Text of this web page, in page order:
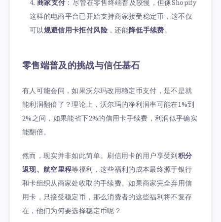
商家支付 ：尽管在零售终端普及较慢，但像Shopify
这样的电商平台已开始支持商家接受稳定币，这不仅
可以规避信用卡拒付风险，还能降低手续费。
零售端普及的挑战与信任基石
有人可能会问，如果沃尔玛改用稳定币支付，是不是就
能利润翻倍了？理论上，沃尔玛的净利润率可能在1%到
2%之间，如果能省下2%的信用卡手续费，利润似乎确实
能翻倍。
然而，现实并非如此简单。刷信用卡的用户享受到积分
返现、航空里程等福利，这些福利的成本最终源于银行
和卡组织从商家处收取的手续费。如果商家完全弃用信
用卡，只接受稳定币，那么消费者的这些福利将不复存
在，他们为何要选择稳定币呢？